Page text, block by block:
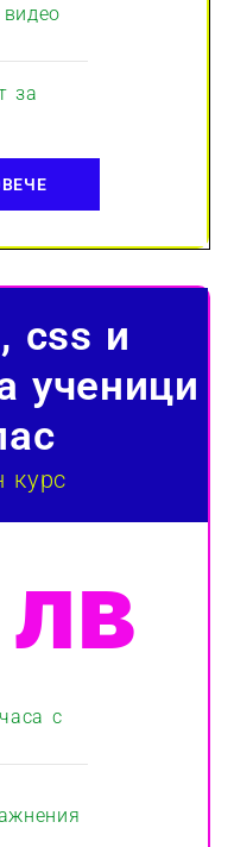
за
css и
ученици
курс
с